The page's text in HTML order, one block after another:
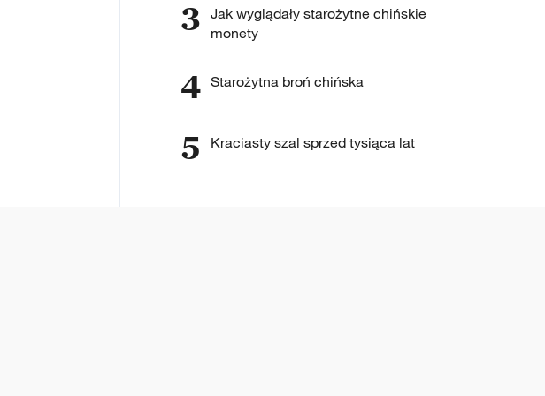
3 Jak wyglądały starożytne chińskie
monety
4 Starożytna broń chińska
5 Kraciasty szal sprzed tysiąca lat